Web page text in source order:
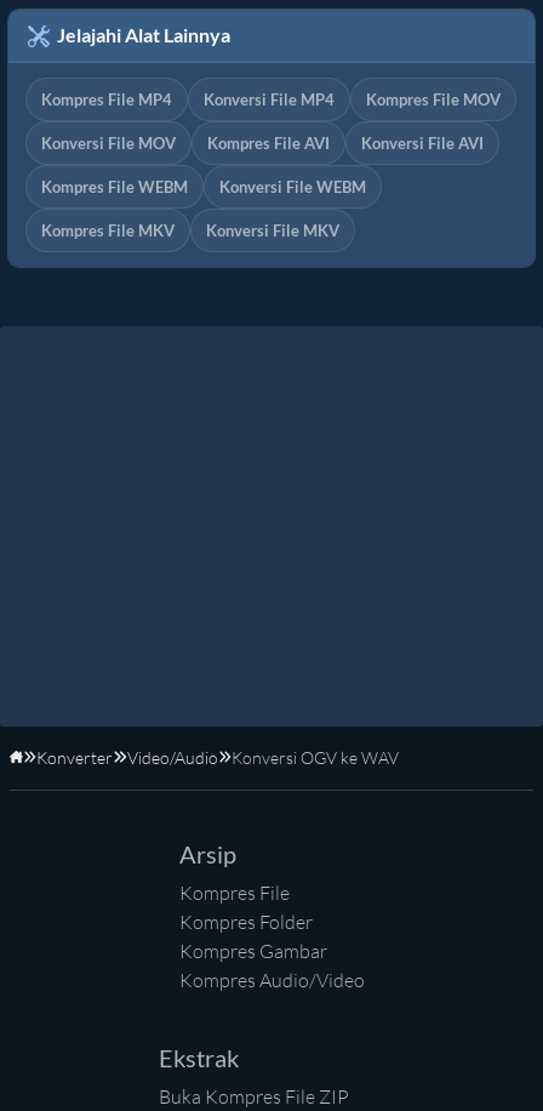
Jelajahi Alat Lainnya
Kompres File MP4 Konversi File MP4 Kompres File MOV
Konversi File MOV Kompres File AVI Konversi File AVI
Kompres File WEBM Konversi File WEBM
Kompres File MKV Konversi File MKV
Beranda
Konverter Video/Audio Konversi OGV ke WAV
Arsip
Kompres File
Kompres Folder
Kompres Gambar
Kompres Audio/Video
Ekstrak
Buka Kompres File ZIP